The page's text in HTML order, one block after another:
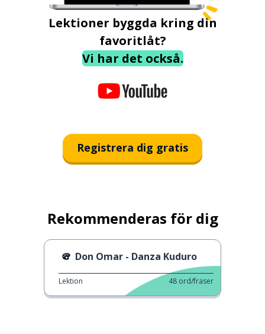
Lektioner byggda kring din
favoritlåt?
Vi har det också.
Registrera dig gratis
Rekommenderas för dig
Don Omar - Danza Kuduro
Lektion 48 ord/fraser